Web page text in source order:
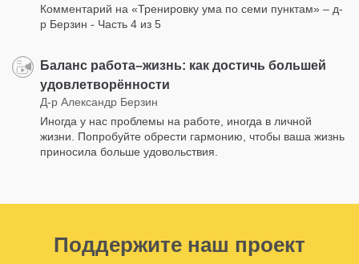
Комментарий на «Тренировку ума по семи пунктам» – д-
р Берзин - Часть 4 из 5
Баланс работа–жизнь: как достичь большей
удовлетворённости
Д-р Александр Берзин
Иногда у нас проблемы на работе, иногда в личной
жизни. Попробуйте обрести гармонию, чтобы ваша жизнь
приносила больше удовольствия.
Поддержите наш проект